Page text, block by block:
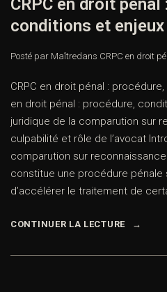
CRPC en droit pénal
conditions et enjeux
Posté par Maîtredans CRPC en droit
CRPC en droit pénal :
en droit pénal : procédure,
juridique de la comparution sur
culpabilité et rôle de l’avocat
comparution sur
constitue une procédure
d’accélérer le traitement de
CONTINUER LA LECTURE